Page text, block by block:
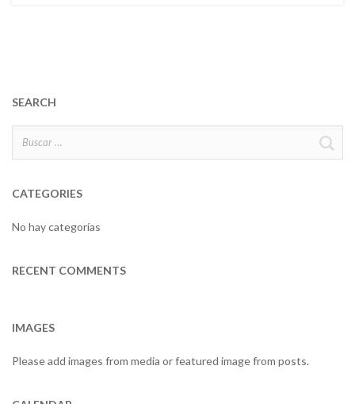
SEARCH
CATEGORIES
No hay categorías
RECENT COMMENTS
IMAGES
Please add images from media or featured image from posts.